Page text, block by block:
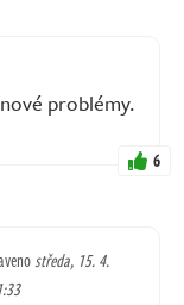
problémy.
6
středa, 15. 4.